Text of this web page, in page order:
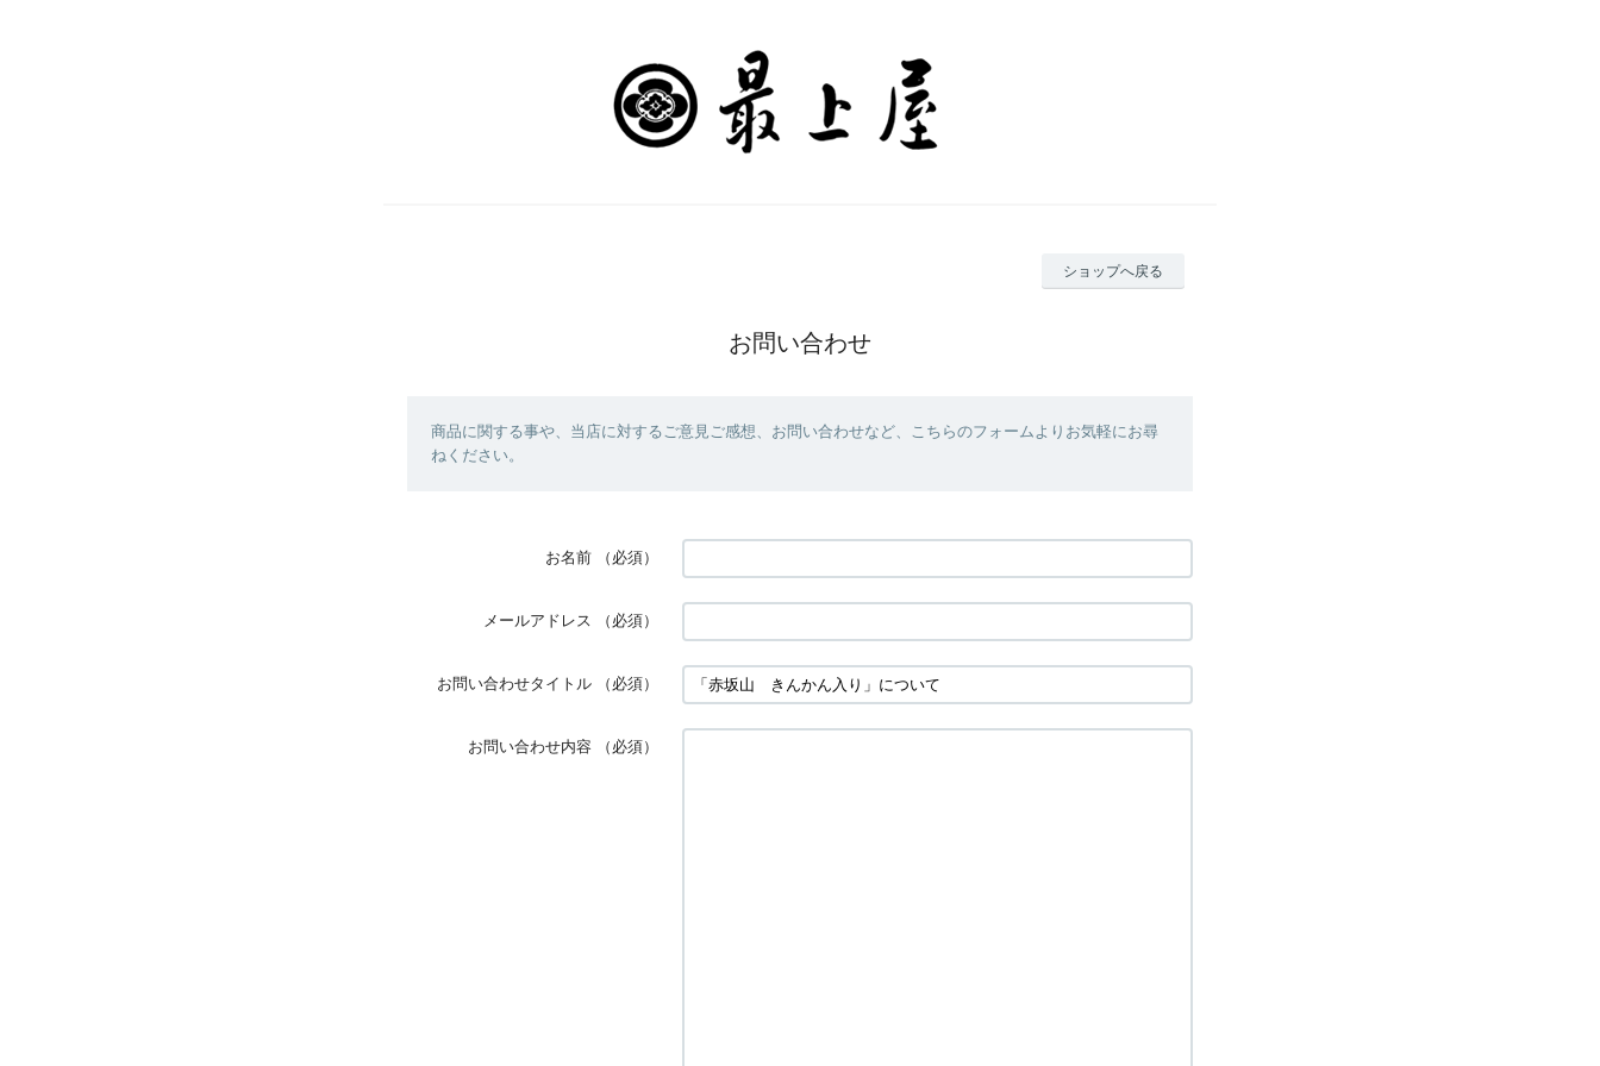
ショップへ戻る
お問い合わせ
商品に関する事や、当店に対するご意見ご感想、お問い合わせなど、こちらのフォームよりお気軽にお尋
ねください。
お名前 （必須）
メールアドレス （必須）
お問い合わせタイトル （必須）
お問い合わせ内容 （必須）